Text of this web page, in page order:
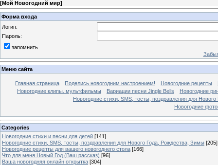
[Мой Новогодний мир]
Форма входа
Логин:
Пароль:
запомнить
Меню сайта
Главная страница Поделись новогодним настроением! Новогодние рецепты
Новогодние клипы, мультфильмы
Вариации песни Jingle Bells
Новогодние
Новогодние стихи, SMS, тосты, поздравления для
Новогодние
Categories
Новогодние стихи и песни для детей [141]
Новогодние стихи, SMS, тосты, поздравления для Нового Года, Рождества, Зимы [205]
Новогодние рецепты для вашего новогоднего стола [166]
Что для меня Новый Год (Ваш рассказ) [96]
Ваша новогодняя онлайн открытка [304]